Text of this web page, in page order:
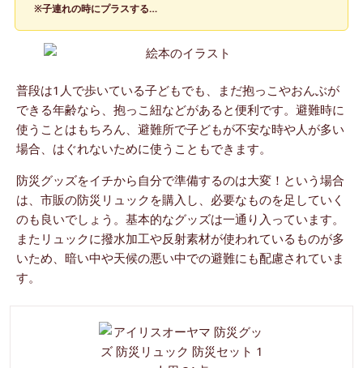
※子連れの時にプラスする…
普段は1人で歩いている子どもでも、まだ抱っこやおんぶが
できる年齢なら、抱っこ紐などがあると便利です。避難時に
使うことはもちろん、避難所で子どもが不安な時や人が多い
場合、はぐれないために使うこともできます。
防災グッズをイチから自分で準備するのは大変！という場合
は、市販の防災リュックを購入し、必要なものを足していく
のも良いでしょう。基本的なグッズは一通り入っています。
またリュックに撥水加工や反射素材が使われているものが多
いため、暗い中や天候の悪い中での避難にも配慮されていま
す。